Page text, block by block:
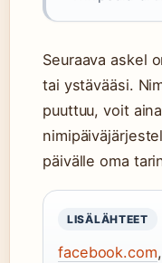
Seuraava askel
tai ystävääsi.
puuttuu, voit
päivälle oma
LISÄLÄHTEET
facebook.com,